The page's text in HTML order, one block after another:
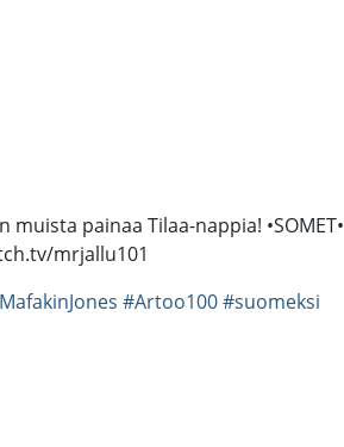
painaa Tilaa-nappia! •SOMET•
mrjallu101
#Artoo100#suomeksi